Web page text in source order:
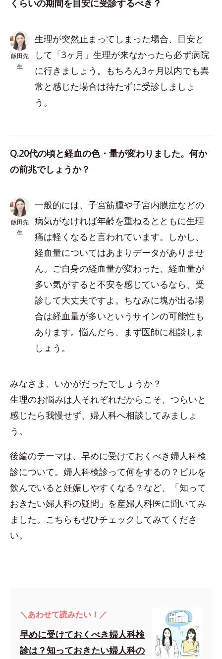
くらいの期間を目安に受診するべき？
飯田先
生
生理が突然止まってしまった場合、目安と
して「3ヶ月」生理が来なかったら必ず病院
に行きましょう。もちろん3ヶ月以内でも異
常と感じた場合は待たずに受診しましょ
う。
Q.20代の頃と経血の色・量が変わりました。何か
の前兆でしょうか？
飯田先
生
一般的には、子宮筋腫や子宮内膜症などの
病気がなければ年齢を重ねるとともに生理
痛は軽くなると言われています。しかし、
経血量についてはあまりデータがありませ
ん。ご自身の経血量が変わった、経血量が
多い気がすると不安を感じているなら、受
診して大丈夫ですよ。ちなみに塊が出る場
合は経血量が多いというサインの可能性も
あります。悩んだら、まず医師に相談しま
しょう。
みなさま、いかがだったでしょうか？
生理のお悩みは人それぞれだからこそ、つらいと
感じたら我慢せず、婦人科へ相談してみましょ
う。
後編のテーマは、早めに受けておくべき婦人科検
診について。婦人科検診って何をするの？ピルを
飲んでいると妊娠しやすくなる？など、「知って
おきたい婦人科の疑問」を産婦人科医に聞いてみ
ました。こちらもぜひチェックしてみてくださ
い。
＼あわせて読みたい！／
早めに受けておくべき婦人科検
診は？知っておきたい婦人科の